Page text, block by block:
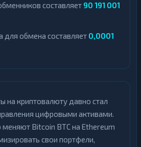
составляет 90 191 001
обмена составляет 0,0001
на криптовалюту давно стал
цифровыми активами.
меняют Bitcoin BTC на Ethereum
свои портфели,